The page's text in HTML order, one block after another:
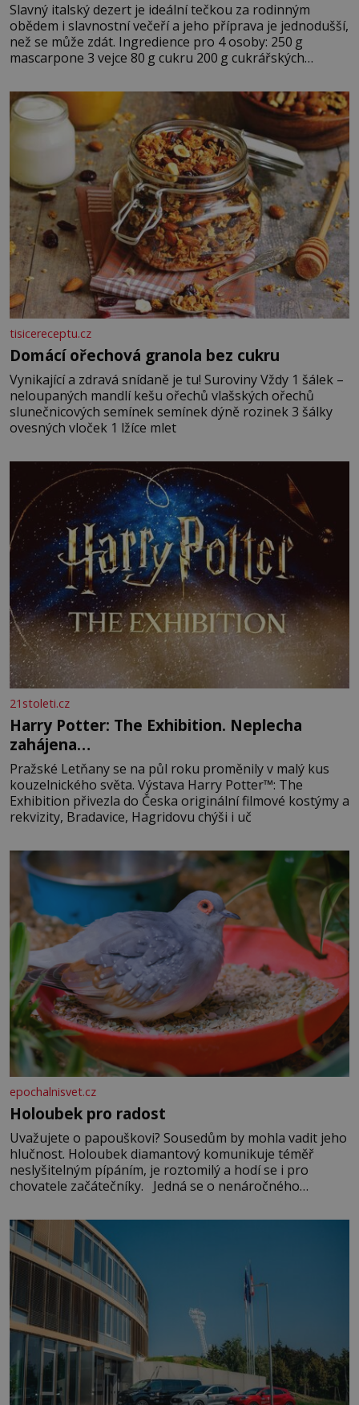
Slavný italský dezert je ideální tečkou za rodinným
obědem i slavnostní večeří a jeho příprava je jednodušší,
než se může zdát. Ingredience pro 4 osoby: 250 g
mascarpone 3 vejce 80 g cukru 200 g cukrářských
posypání Postup: Oddělte žloutky od bílků. Žloutky
vyšlehejte s cukrem do světlé pěny a postupně do nich
vmíchejte mascarpone, aby vznikl hladký
tisicereceptu.cz
Domácí ořechová granola bez cukru
Vynikající a zdravá snídaně je tu! Suroviny Vždy 1 šálek –
neloupaných mandlí kešu ořechů vlašských ořechů
slunečnicových semínek semínek dýně rozinek 3 šálky
ovesných vloček 1 lžíce mlet
21stoleti.cz
Harry Potter: The Exhibition. Neplecha
zahájena…
Pražské Letňany se na půl roku proměnily v malý kus
kouzelnického světa. Výstava Harry Potter™: The
Exhibition přivezla do Česka originální filmové kostýmy a
rekvizity, Bradavice, Hagridovu chýši i uč
epochalnisvet.cz
Holoubek pro radost
Uvažujete o papouškovi? Sousedům by mohla vadit jeho
hlučnost. Holoubek diamantový komunikuje téměř
neslyšitelným pípáním, je roztomilý a hodí se i pro
chovatele začátečníky. Jedná se o nenáročného
času tráví na zemi, kde sbírá zbytky semínek Jeho
domovinou je prakticky celá Austrálie s výjimkou
pobřežní oblasti.